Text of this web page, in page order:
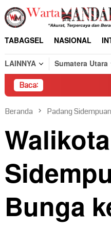
Loncat
konten
TABAGSEL NASIONAL
LAINNYA
Sumatera Utara
Baca:
Beranda Padang Sidempuan
Bunga